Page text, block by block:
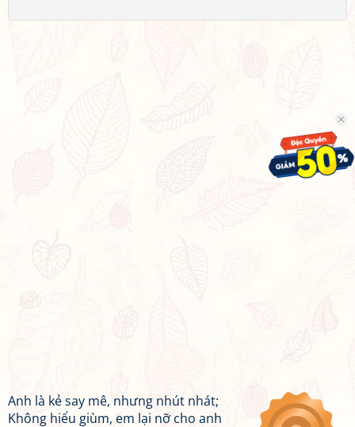
Anh là kẻ say mê, nhưng nhút nhát;
Không hiểu giùm, em lại nỡ cho anh